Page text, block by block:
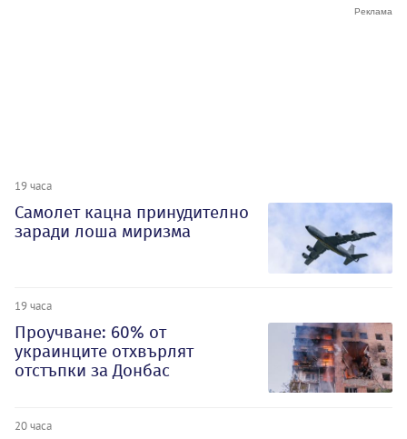
19 часа
Самолет кацна принудително
заради лоша миризма
19 часа
Проучване: 60% от
украинците отхвърлят
отстъпки за Донбас
20 часа